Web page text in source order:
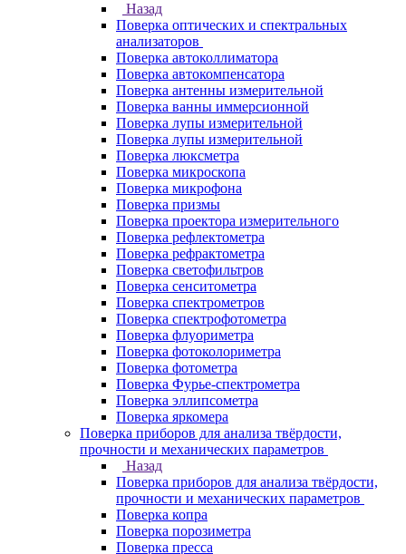
Назад
Поверка оптических и спектральных
анализаторов
Поверка автоколлиматора
Поверка автокомпенсатора
Поверка антенны измерительной
Поверка ванны иммерсионной
Поверка лупы измерительной
Поверка лупы измерительной
Поверка люксметра
Поверка микроскопа
Поверка микрофона
Поверка призмы
Поверка проектора измерительного
Поверка рефлектометра
Поверка рефрактометра
Поверка светофильтров
Поверка сенситометра
Поверка спектрометров
Поверка спектрофотометра
Поверка флуориметра
Поверка фотоколориметра
Поверка фотометра
Поверка Фурье-спектрометра
Поверка эллипсометра
Поверка яркомера
Поверка приборов для анализа твёрдости,
прочности и механических параметров
Назад
Поверка приборов для анализа твёрдости,
прочности и механических параметров
Поверка копра
Поверка порозиметра
Поверка пресса